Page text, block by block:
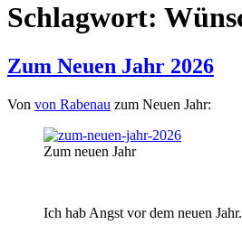
Schlagwort:
Zum Neuen Jahr 2026
Von von Rabenau zum Neuen Jahr:
Zum neuen Jahr
Ich hab Angst vor dem neuen Jahr.